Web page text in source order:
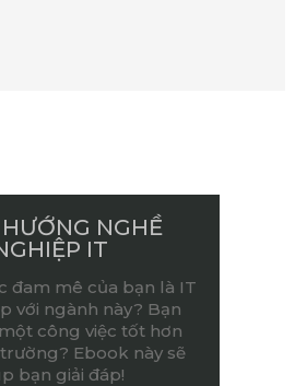
NGHỀ
IT
đam mê của bạn là IT
với ngành này? Bạn
công việc tốt hơn
Ebook này sẽ
bạn giải đáp!